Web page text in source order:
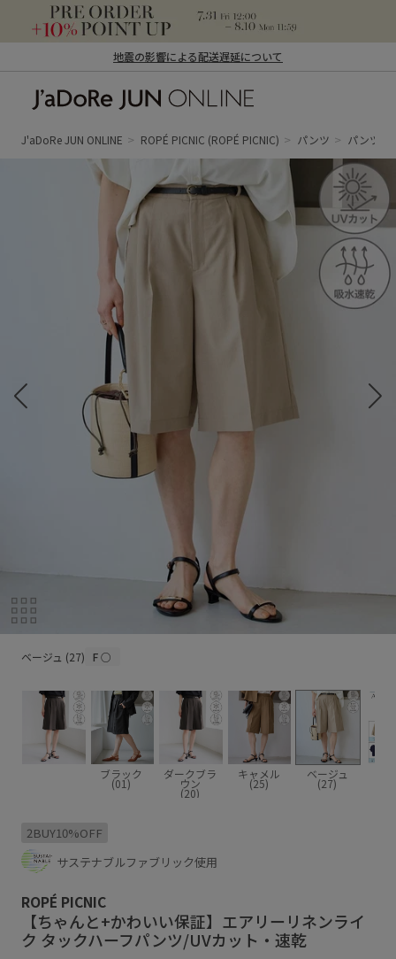
地震の影響による配送遅延について
ン オンライン）
J'aDoRe JUN ONLINE ROPÉ PICNIC (ROPÉ PICNIC) パンツ パンツ
ベージュ (27) F○
ブラック
(01)
ダークブラ
ウン
(20)
キャメル
(25)
ベージュ
(27)
2BUY10%OFF
サステナブルファブリック使用
ROPÉ PICNIC
【ちゃんと+かわいい保証】エアリーリネンライ
ク タックハーフパンツ/UVカット・速乾